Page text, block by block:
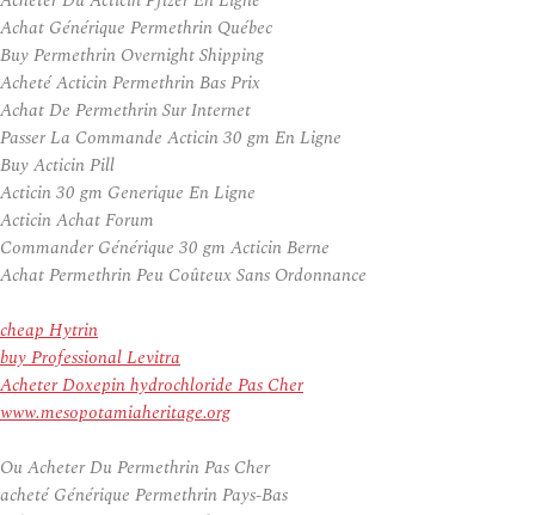
Achat Générique Permethrin Québec
Buy Permethrin Overnight Shipping
Acheté Acticin Permethrin Bas Prix
Achat De Permethrin Sur Internet
Passer La Commande Acticin 30 gm En Ligne
Buy Acticin Pill
Acticin 30 gm Generique En Ligne
Acticin Achat Forum
Commander Générique 30 gm Acticin Berne
Achat Permethrin Peu Coûteux Sans Ordonnance
cheap Hytrin
buy Professional Levitra
Acheter Doxepin hydrochloride Pas Cher
www.mesopotamiaheritage.org
Ou Acheter Du Permethrin Pas Cher
acheté Générique Permethrin Pays-Bas